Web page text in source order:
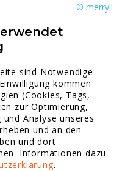
© merryll
sind Notwendige
kommen
(Cookies, Tags,
zur Optimierung,
Analyse unseres
und an den
und dort
Informationen dazu
.